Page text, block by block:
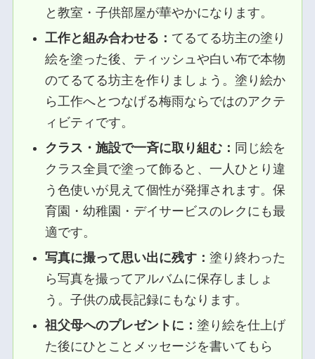
と教室・子供部屋が華やかになります。
工作と組み合わせる： てるてる坊主の塗り
絵を塗った後、ティッシュや白い布で本物
のてるてる坊主を作りましょう。塗り絵か
ら工作へとつなげる梅雨ならではのアクテ
ィビティです。
クラス・施設で一斉に取り組む： 同じ絵を
クラス全員で塗って飾ると、一人ひとり違
う色使いが見えて個性が発揮されます。保
育園・幼稚園・デイサービスのレクにも最
適です。
写真に撮って思い出に残す： 塗り終わった
ら写真を撮ってアルバムに保存しましょ
う。子供の成長記録にもなります。
祖父母へのプレゼントに： 塗り絵を仕上げ
た後にひとことメッセージを書いてもら